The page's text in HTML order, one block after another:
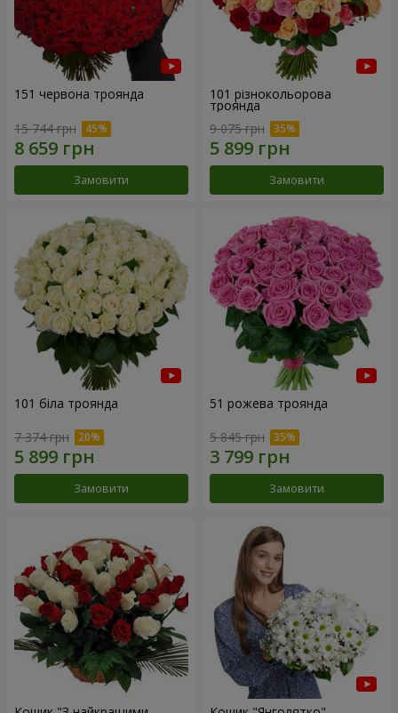
151 червона троянда
15 744 грн
Замовити
101 різнокольорова
троянда
9 075 грн
Замовити
101 біла троянда
7 374 грн
Замовити
51 рожева троянда
5 845 грн
Замовити